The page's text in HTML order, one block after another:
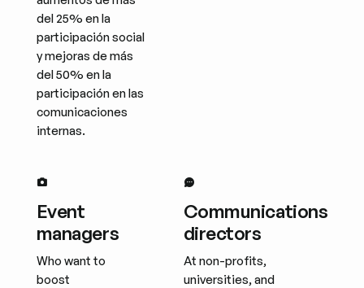
del 25% en la
participación social
y mejoras de más
del 50% en la
participación en las
comunicaciones
internas.
Event
managers
Who want to
boost
Communications
directors
At non-profits,
universities, and